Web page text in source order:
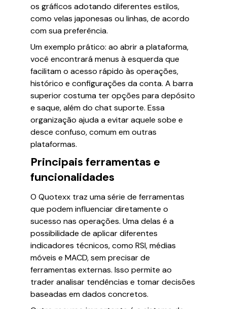
os gráficos adotando diferentes estilos,
como velas japonesas ou linhas, de acordo
com sua preferência.
Um exemplo prático: ao abrir a plataforma,
você encontrará menus à esquerda que
facilitam o acesso rápido às operações,
histórico e configurações da conta. A barra
superior costuma ter opções para depósito
e saque, além do chat suporte. Essa
organização ajuda a evitar aquele sobe e
desce confuso, comum em outras
plataformas.
Principais ferramentas e
funcionalidades
O Quotexx traz uma série de ferramentas
que podem influenciar diretamente o
sucesso nas operações. Uma delas é a
possibilidade de aplicar diferentes
indicadores técnicos, como RSI, médias
móveis e MACD, sem precisar de
ferramentas externas. Isso permite ao
trader analisar tendências e tomar decisões
baseadas em dados concretos.